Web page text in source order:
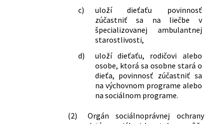
c)
uloží dieťaťu povinnosť
zúčastniť sa na liečbe v
špecializovanej ambulantnej
starostlivosti,
d)
uloží dieťaťu, rodičovi alebo
osobe, ktorá sa osobne stará o
dieťa, povinnosť zúčastniť sa
na výchovnom programe alebo
na sociálnom programe.
(2)
Orgán sociálnoprávnej ochrany